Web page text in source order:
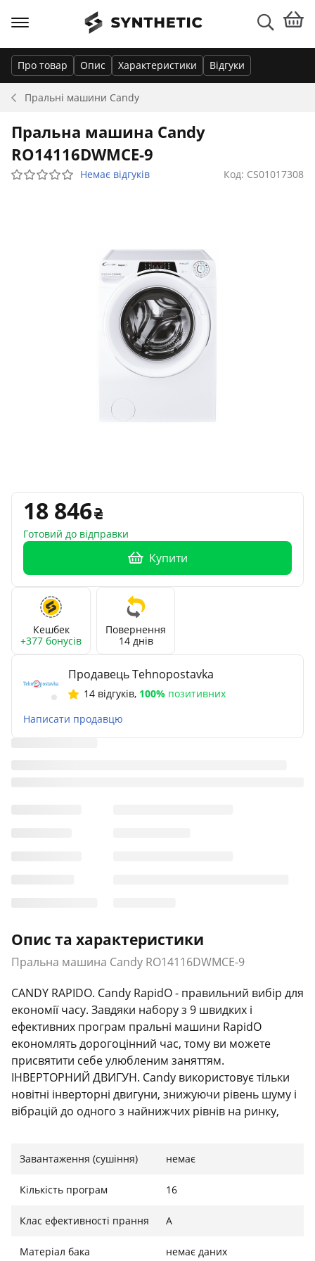
Пральні машини Candy
Про товар Опис Характеристики Відгуки
Пральна машина Candy
RO14116DWMCE-9
Немає відгуків Код: CS01017308
18 846
Готовий до відправки
Купити
Кешбек
+377 бонусів
Повернення
14 днів
Продавець Tehnopostavka
14 відгуків, 100% позитивних
Написати продавцю
Опис та характеристики
Пральна машина Candy RO14116DWMCE-9
CANDY RAPIDO. Candy RapidO - правильний вибір для
економії часу. Завдяки набору з 9 швидких і
ефективних програм пральні машини RapidO
економлять дорогоцінний час, тому ви можете
присвятити себе улюбленим заняттям.
ІНВЕРТОРНИЙ ДВИГУН. Candy використовує тільки
новітні інверторні двигуни, знижуючи рівень шуму і
вібрацій до одного з найнижчих рівнів на ринку,
SMART TOUCH - це технологія під’єднання
машинах Candy. Залежно від виробу вона може
корисні поради для поліпшення ваших навичок
роботи з пральною машиною і допомогти вам
Завантаження (сушіння) немає
Кількість програм 16
Клас ефективності прання A
Матеріал бака немає даних